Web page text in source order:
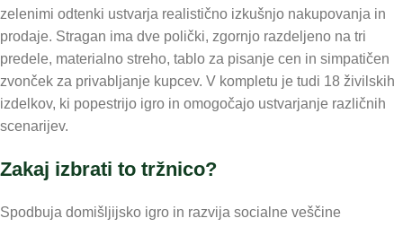
zelenimi odtenki ustvarja realistično izkušnjo nakupovanja in
prodaje. Stragan ima dve polički, zgornjo razdeljeno na tri
predele, materialno streho, tablo za pisanje cen in simpatičen
zvonček za privabljanje kupcev. V kompletu je tudi 18 živilskih
izdelkov, ki popestrijo igro in omogočajo ustvarjanje različnih
scenarijev.
Zakaj izbrati to tržnico?
Spodbuja domišljijsko igro in razvija socialne veščine